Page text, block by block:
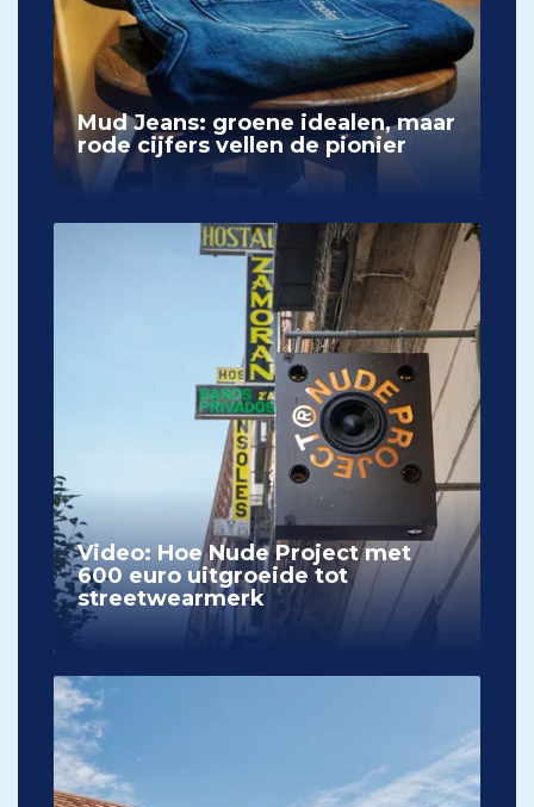
Mud Jeans: groene idealen, maar
rode cijfers vellen de pionier
Video: Hoe Nude Project met
600 euro uitgroeide tot
streetwearmerk